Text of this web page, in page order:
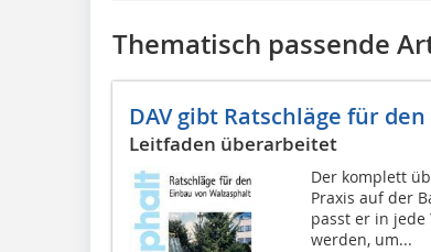
Thematisch passende
DAV gibt Ratschläge für
Leitfaden überarbeitet
Der komplett
Praxis auf der
passt er in
werden, um...